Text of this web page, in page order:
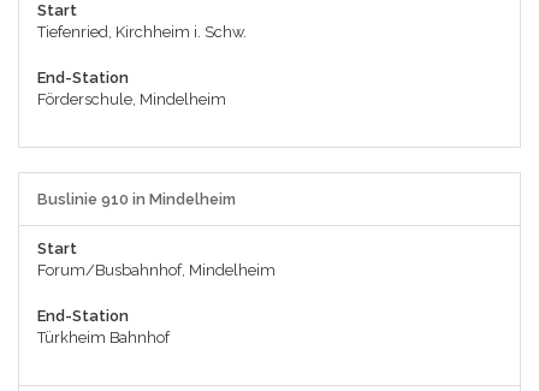
Start
Tiefenried, Kirchheim i. Schw.
End-Station
Förderschule, Mindelheim
Buslinie 910 in Mindelheim
Start
Forum/Busbahnhof, Mindelheim
End-Station
Türkheim Bahnhof